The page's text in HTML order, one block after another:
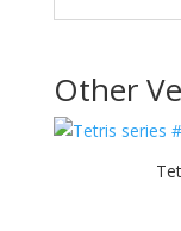
Other